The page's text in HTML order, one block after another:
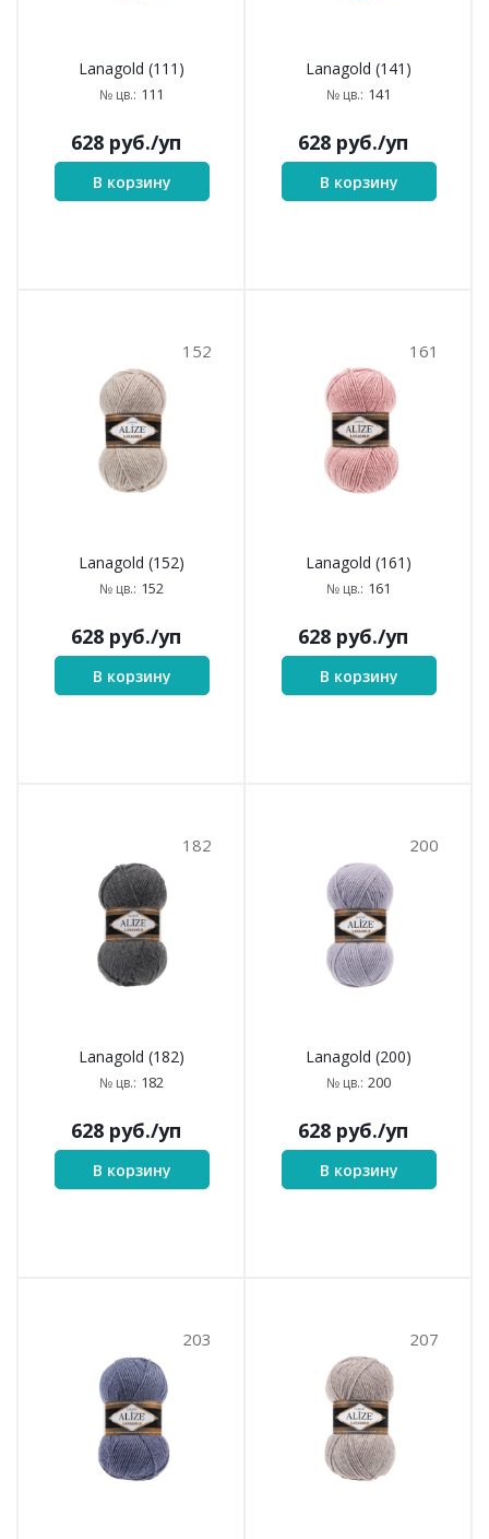
Lanagold (111)
№ цв.: 111
628 руб./уп
В корзину
Lanagold (141)
№ цв.: 141
628 руб./уп
В корзину
152
Lanagold (152)
№ цв.: 152
628 руб./уп
В корзину
161
Lanagold (161)
№ цв.: 161
628 руб./уп
В корзину
182
Lanagold (182)
№ цв.: 182
628 руб./уп
В корзину
200
Lanagold (200)
№ цв.: 200
628 руб./уп
В корзину
203 207